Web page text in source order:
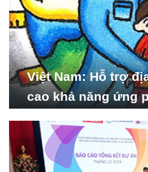
Việt Nam: Hỗ trợ
cao khả năng ứng